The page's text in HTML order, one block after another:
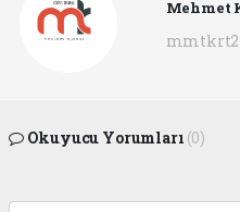
Mehmet
Okuyucu Yorumları (0)